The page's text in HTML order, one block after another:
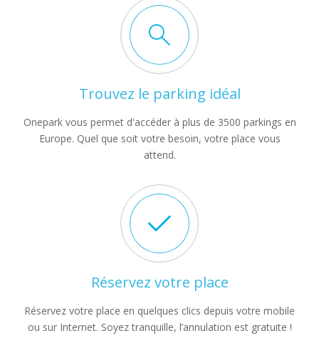
Trouvez le parking idéal
Onepark vous permet d'accéder à plus de 3500 parkings en
Europe. Quel que soit votre besoin, votre place vous
attend.
Réservez votre place
Réservez votre place en quelques clics depuis votre mobile
ou sur Internet. Soyez tranquille, l’annulation est gratuite !